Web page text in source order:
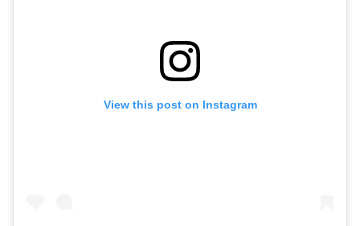
View this post on Instagram